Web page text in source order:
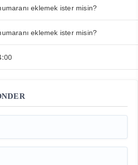
eklemek ister misin?
eklemek ister misin?